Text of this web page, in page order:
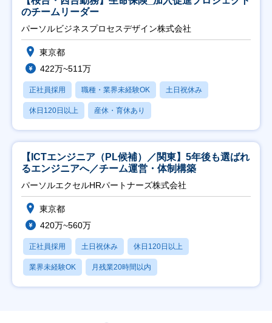
のチームリーダー
パーソルビジネスプロセスデザイン株式会社
東京都
422万~511万
正社員採用 職種・業界未経験OK 土日祝休み
休日120日以上 産休・育休あり
【ICTエンジニア（PL候補）／関東】5年後も選ばれ
るエンジニアへ／チーム運営・体制構築
パーソルエクセルHRパートナーズ株式会社
東京都
420万~560万
正社員採用 土日祝休み 休日120日以上
業界未経験OK 月残業20時間以内